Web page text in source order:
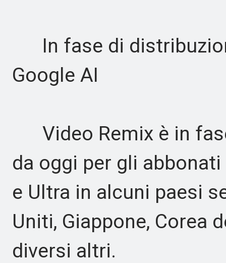
In fase di
Google AI
Video Remix è in
da oggi per gli
e Ultra in alcuni paesi
Uniti, Giappone, Corea
diversi altri.